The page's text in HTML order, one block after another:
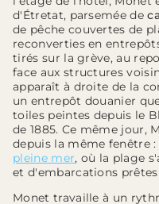
d'Étretat, parsemée de
de pêche couvertes de
reconverties en
tirés sur la grève, au
face aux structures
apparaît à droite de la
un entrepôt douanier
toiles peintes depuis le
de 1885. Ce même jour,
depuis la même fenêtre :
pleine mer, où la plage
et d'embarcations
Monet travaille à un